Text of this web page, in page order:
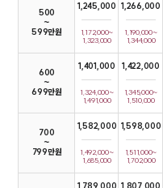
500
~
599만원
1,245,000
1,172,000~
1,323,000
1,266,000
1,190,000~
1,344,000
600
~
699만원
1,401,000
1,324,000~
1,491,000
1,422,000
1,345,000~
1,510,000
700
~
799만원
1,582,000
1,492,000~
1,685,000
1,598,000
1,511,000~
1,702,000